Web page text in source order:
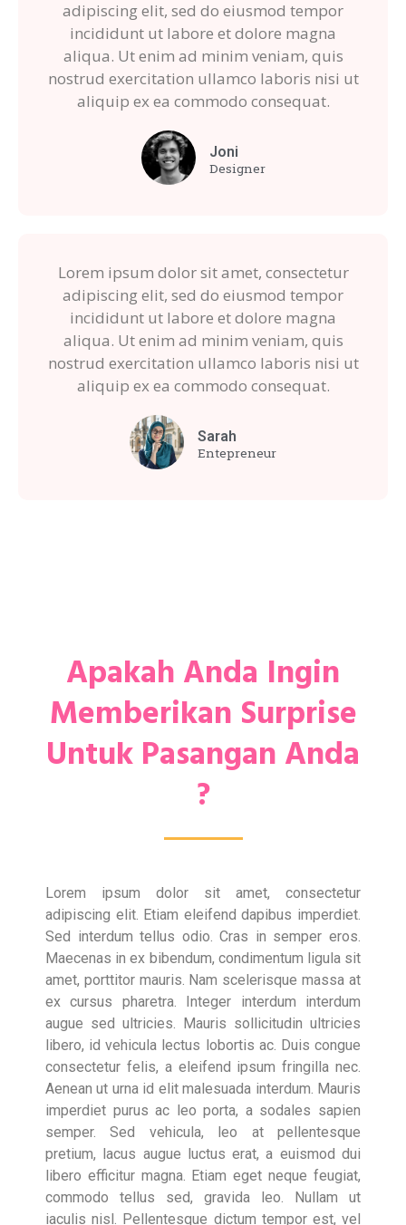
adipiscing elit, sed do eiusmod tempor
incididunt ut labore et dolore magna
aliqua. Ut enim ad minim veniam, quis
nostrud exercitation ullamco laboris nisi ut
aliquip ex ea commodo consequat.
Joni
Designer
Lorem ipsum dolor sit amet, consectetur
adipiscing elit, sed do eiusmod tempor
incididunt ut labore et dolore magna
aliqua. Ut enim ad minim veniam, quis
nostrud exercitation ullamco laboris nisi ut
aliquip ex ea commodo consequat.
Sarah
Entepreneur
Apakah Anda Ingin
Memberikan Surprise
Untuk Pasangan Anda
?
Lorem ipsum dolor sit amet, consectetur
adipiscing elit. Etiam eleifend dapibus imperdiet.
Sed interdum tellus odio. Cras in semper eros.
Maecenas in ex bibendum, condimentum ligula sit
amet, porttitor mauris. Nam scelerisque massa at
ex cursus pharetra. Integer interdum interdum
augue sed ultricies. Mauris sollicitudin ultricies
libero, id vehicula lectus lobortis ac. Duis congue
consectetur felis, a eleifend ipsum fringilla nec.
Aenean ut urna id elit malesuada interdum. Mauris
imperdiet purus ac leo porta, a sodales sapien
semper. Sed vehicula, leo at pellentesque
pretium, lacus augue luctus erat, a euismod dui
libero efficitur magna. Etiam eget neque feugiat,
commodo tellus sed, gravida leo. Nullam ut
iaculis nisl. Pellentesque dictum tempor est, vel